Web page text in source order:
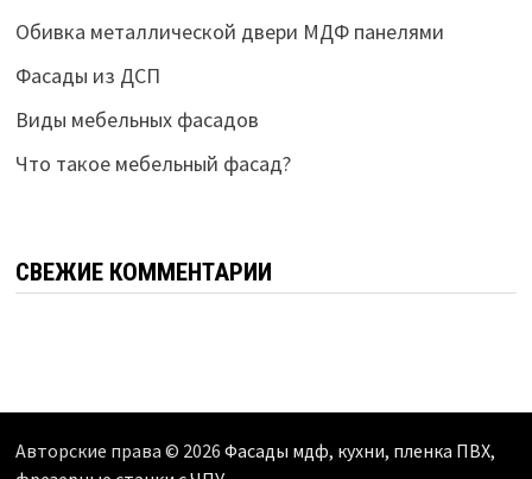
Обивка металлической двери МДФ панелями
Фасады из ДСП
Виды мебельных фасадов
Что такое мебельный фасад?
СВЕЖИЕ КОММЕНТАРИИ
Авторские права © 2026 Фасады мдф, кухни, пленка ПВХ,